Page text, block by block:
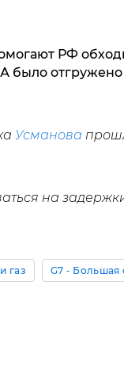
РФ
было отгружено
Усманова
на
газ G7 - Большая